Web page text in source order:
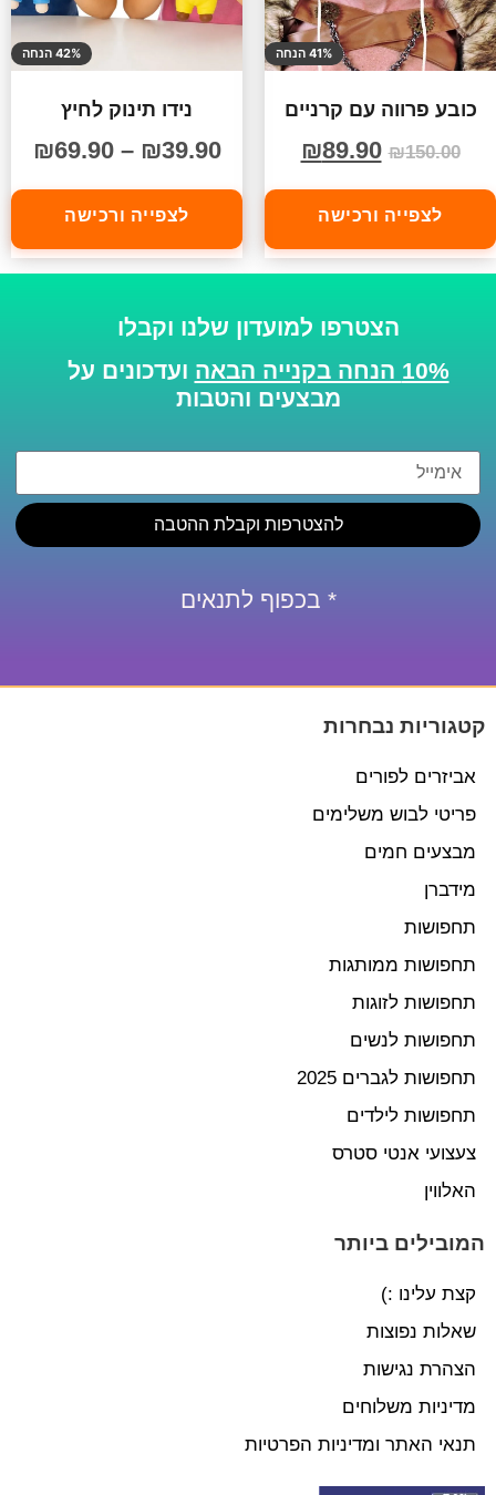
41% הנחה
כובע פרווה עם קרניים
₪150.00
₪89.90
לצפייה ורכישה
42% הנחה
נידו תינוק לחיץ
₪39.90
–
₪69.90
לצפייה ורכישה
הצטרפו למועדון שלנו וקבלו
10% הנחה בקנייה הבאה
ועדכונים על
מבצעים והטבות
להצטרפות וקבלת ההטבה
* בכפוף לתנאים
קטגוריות נבחרות
אביזרים לפורים
פריטי לבוש משלימים
מבצעים חמים
מידברן
תחפושות
תחפושות ממותגות
תחפושות לזוגות
תחפושות לנשים
תחפושות לגברים 2025
תחפושות לילדים
צעצועי אנטי סטרס
האלווין
המובילים ביותר
קצת עלינו :)
שאלות נפוצות
הצהרת נגישות
מדיניות משלוחים
תנאי האתר ומדיניות הפרטיות